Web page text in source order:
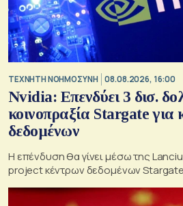
TΕΧΝΗΤΗ ΝΟΗΜΟΣΥΝΗ 08.08.2026, 16:00
Nvidia: Επενδύει 3 δισ.
κοινοπραξία Stargate για
δεδομένων
Η επένδυση θα γίνει μέσω της
project κέντρων δεδομένων Stargate